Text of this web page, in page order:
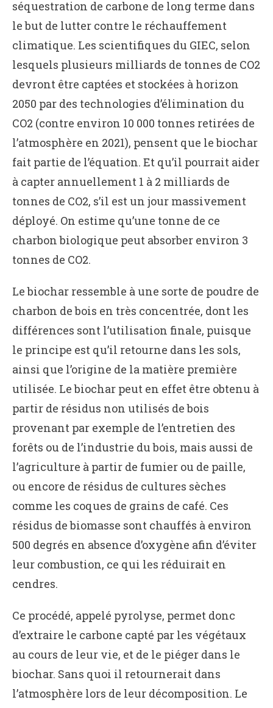
séquestration de carbone de long terme dans
le but de lutter contre le réchauffement
climatique. Les scientifiques du GIEC, selon
lesquels plusieurs milliards de tonnes de CO2
devront être captées et stockées à horizon
2050 par des technologies d’élimination du
CO2 (contre environ 10 000 tonnes retirées de
l’atmosphère en 2021), pensent que le biochar
fait partie de l’équation. Et qu’il pourrait aider
à capter annuellement 1 à 2 milliards de
tonnes de CO2, s’il est un jour massivement
déployé. On estime qu’une tonne de ce
charbon biologique peut absorber environ 3
tonnes de CO2.
Le biochar ressemble à une sorte de poudre de
charbon de bois en très concentrée, dont les
différences sont l’utilisation finale, puisque
le principe est qu’il retourne dans les sols,
ainsi que l’origine de la matière première
utilisée. Le biochar peut en effet être obtenu à
partir de résidus non utilisés de bois
provenant par exemple de l’entretien des
forêts ou de l’industrie du bois, mais aussi de
l’agriculture à partir de fumier ou de paille,
ou encore de résidus de cultures sèches
comme les coques de grains de café. Ces
résidus de biomasse sont chauffés à environ
500 degrés en absence d’oxygène afin d’éviter
leur combustion, ce qui les réduirait en
cendres.
Ce procédé, appelé pyrolyse, permet donc
d’extraire le carbone capté par les végétaux
au cours de leur vie, et de le piéger dans le
biochar. Sans quoi il retournerait dans
l’atmosphère lors de leur décomposition. Le